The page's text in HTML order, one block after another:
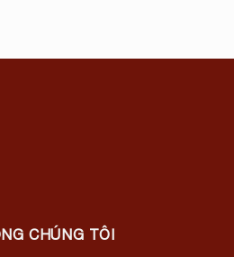
CHÚNG TÔI